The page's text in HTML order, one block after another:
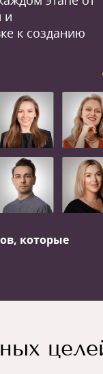
и
к созданию
которые